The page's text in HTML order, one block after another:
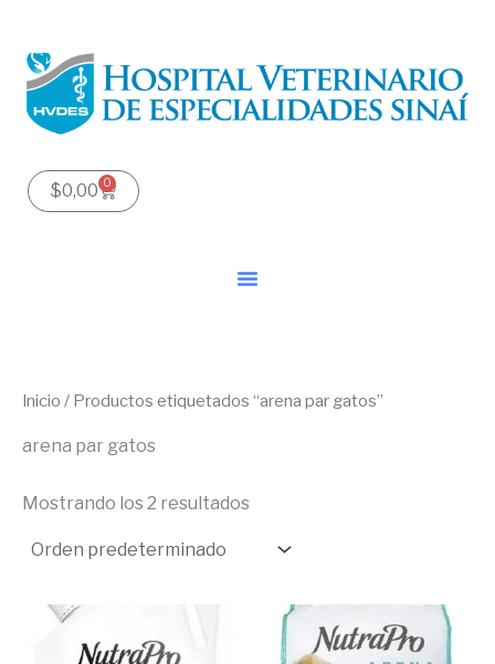
contenido
$0,00 0
Carrito
Inicio / Productos etiquetados “arena par gatos”
arena par gatos
Mostrando los 2 resultados